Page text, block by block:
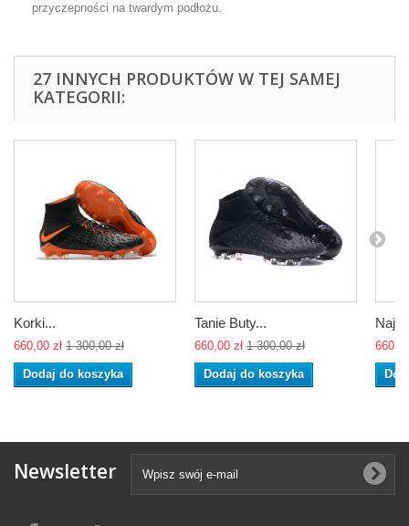
przyczepności na twardym podłożu.
27 INNYCH PRODUKTÓW W TEJ SAMEJ
KATEGORII:
Korki...
660,00 zł 1 300,00 zł
Dodaj do koszyka
Tanie Buty...
660,00 zł 1 300,00 zł
Dodaj do koszyka
Newsletter